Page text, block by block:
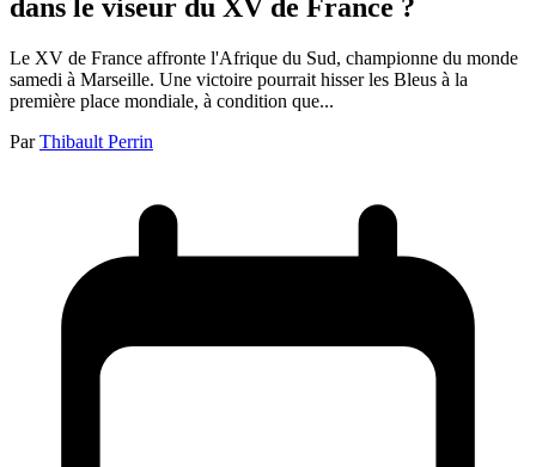
dans le viseur du XV de France ?
Le XV de France affronte l'Afrique du Sud, championne du monde
samedi à Marseille. Une victoire pourrait hisser les Bleus à la
première place mondiale, à condition que...
Par Thibault Perrin